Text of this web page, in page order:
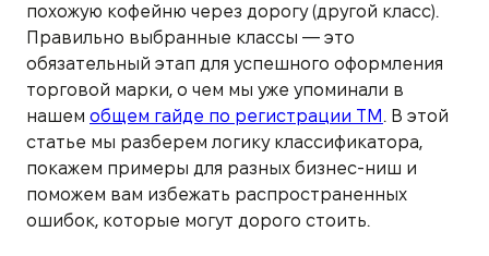
похожую кофейню через дорогу (другой класс).
Правильно выбранные классы — это
обязательный этап для успешного оформления
торговой марки, о чем мы уже упоминали в
нашем общем гайде по регистрации ТМ . В этой
статье мы разберем логику классификатора,
покажем примеры для разных бизнес-ниш и
поможем вам избежать распространенных
ошибок, которые могут дорого стоить.